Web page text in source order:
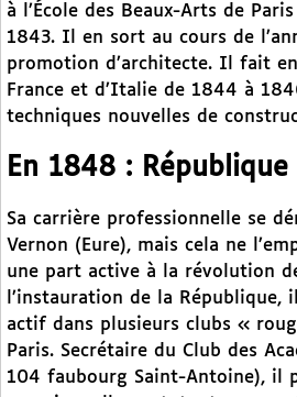
à l’École des Beaux-Arts de
1843. Il en sort au cours de
promotion d’architecte. Il fait
France et d’Italie de 1844 à
techniques nouvelles de
En 1848 :
Sa carrière professionnelle se
Vernon (Eure), mais cela ne
une part active à la révolution
l’instauration de la République,
actif dans plusieurs clubs «
Paris. Secrétaire du Club des
104 faubourg Saint-Antoine), il